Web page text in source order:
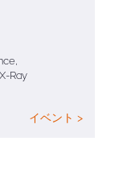
Ray
イベント >